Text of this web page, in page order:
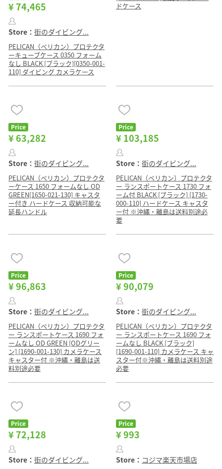
¥ 74,465
Store： 街のダイビング...
PELICAN（ペリカン）プロテクタ
ーキューブケース 0350 フォーム
なし BLACK [ブラック][0350-001-
110] ダイビング カメラケース
ドケース
Price
¥ 63,282
Store： 街のダイビング...
PELICAN（ペリカン）プロテクタ
ーケース 1650 フォームなし OD
GREEN[1650-021-130] キャスタ
ー付き ハードケース 収納可能な
延長ハンドル
Price
¥ 103,185
Store： 街のダイビング...
PELICAN（ペリカン）プロテクタ
ー ランスポートケース 1730 フォ
ーム付 BLACK [ブラック] [1730-
000-110] ハードケース キャスタ
ー付 ※沖縄・離島は送料別途必
要
Price
¥ 96,863
Store： 街のダイビング...
PELICAN（ペリカン）プロテクタ
ー ランスポートケース 1690 フォ
ームなし OD GREEN [ODグリー
ン] [1690-001-130] カメラケース
キャスター付 ※沖縄・離島は送
料別途必要
Price
¥ 90,079
Store： 街のダイビング...
PELICAN（ペリカン）プロテクタ
ー ランスポートケース 1690 フォ
ームなし BLACK [ブラック]
[1690-001-110] カメラケース キャ
スター付※沖縄・離島は送料別途
必要
Price
¥ 72,128
Store： 街のダイビング...
Price
¥ 993
Store： コジマ楽天市場店